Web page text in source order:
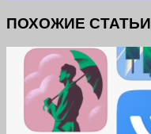
ПОХОЖИЕ СТАТЬИ